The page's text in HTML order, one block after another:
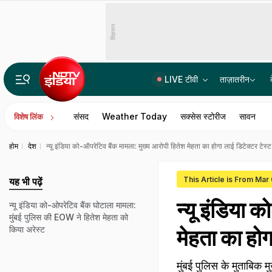
विज्ञापन
LIVE टीवी ताज़ातरीन
विशेष लिंक संसद Weather Today सक्सेस स्टोरीज सावन
होम देश न्यू इंडिया को-ऑपरेटिव बैंक मामला: मुख्य आरोपी हितेश मेहता का होगा लाई डिटेक्टर टेस्ट
This Article is From Mar
न्यू इंडिया
मेहता का
मुंबई पुलिस के मुताबिक
यह भी पढ़ें
न्यू इंडिया को-ओपरेटिव बैंक घोटाला मामला:
मुंबई पुलिस की EOW ने हितेश मेहता को
किया अरेस्ट